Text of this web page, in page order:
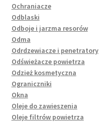
Ochraniacze
Odblaski
Odboje i jarzma resorów
Odma
Odrdzewiacze i penetratory
Odświeżacze powietrza
Odzież kosmetyczna
Ograniczniki
Okna
Oleje do zawieszenia
Oleje filtrów powietrza